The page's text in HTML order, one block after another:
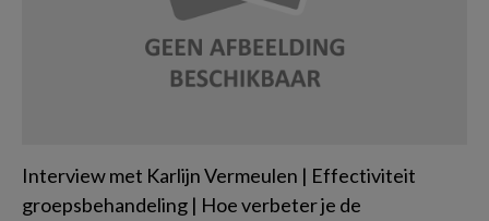
Interview met Karlijn Vermeulen | Effectiviteit
groepsbehandeling | Hoe verbeter je de